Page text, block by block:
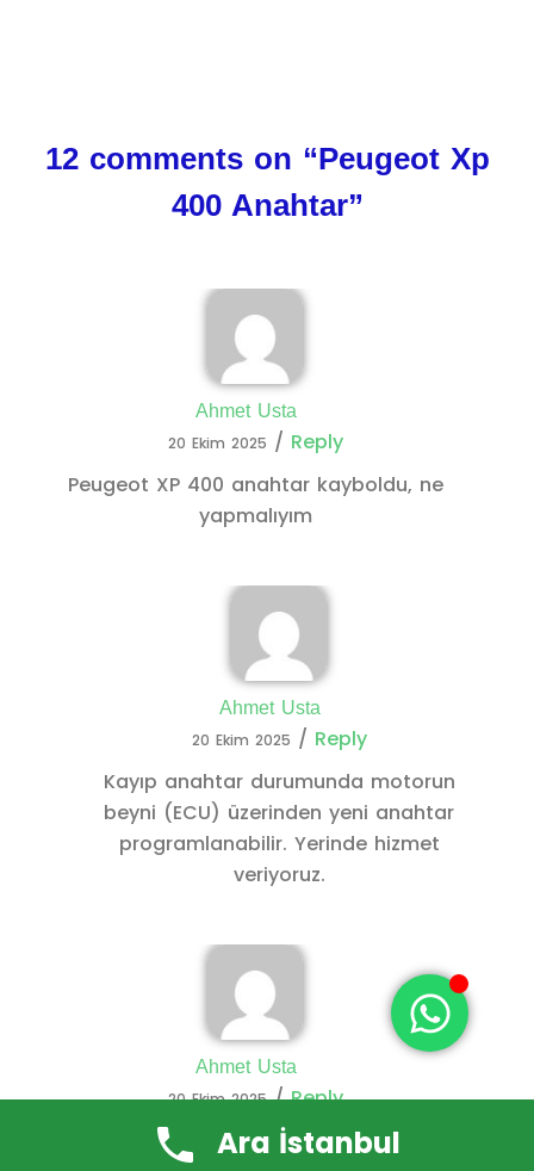
12 comments on “Peugeot Xp
400 Anahtar”
Ahmet Usta
20 Ekim 2025 / Reply
Peugeot XP 400 anahtar kayboldu, ne
yapmalıyım
Ahmet Usta
20 Ekim 2025 / Reply
Kayıp anahtar durumunda motorun
beyni (ECU) üzerinden yeni anahtar
programlanabilir. Yerinde hizmet
veriyoruz.
Ahmet Usta
20 Ekim 2025 /Reply
Yedek anahtar yaptırmak ne kadar sürer?
Ara İstanbul